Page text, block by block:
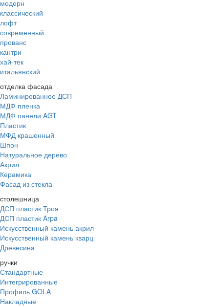
модерн
классический
лофт
современный
прованс
кантри
хай-тек
итальянский
отделка фасада
Ламинированное ДСП
МДФ пленка
МДФ панели AGT
Пластик
МФД крашенный
Шпон
Натуральное дерево
Акрил
Керамика
Фасад из стекла
столешница
ДСП пластик Троя
ДСП пластик Arpa
Искусственный камень акрил
Искусственный камень кварц
Древесина
ручки
Стандартные
Интегрированные
Профиль GOLA
Накладные